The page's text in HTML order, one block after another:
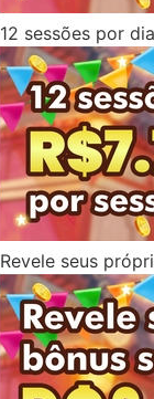
12 sessões por
Revele seus